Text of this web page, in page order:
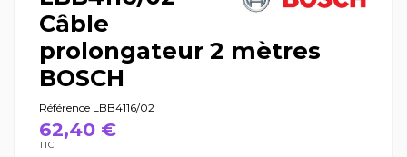
Câble
prolongateur 2 mètres
BOSCH
Référence LBB4116/02
62,40 €
TTC